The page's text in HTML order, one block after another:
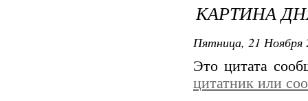
КАРТИНА
Пятница, 21 Ноября
Это цитата
цитатник или